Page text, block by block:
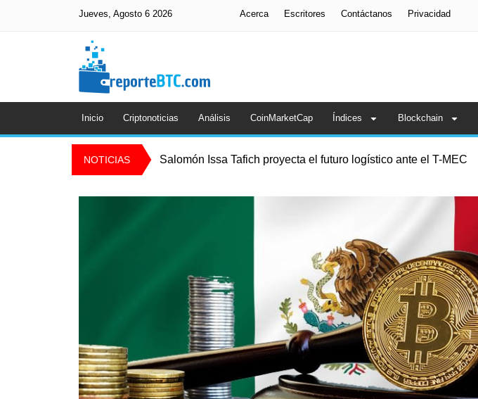
Jueves, Agosto 6 2026 Acerca Escritores Contáctanos Privacidad
Inicio Criptonoticias Análisis CoinMarketCap Índices Blockchain
NOTICIAS Salomón Issa Tafich proyecta el futuro logístico ante el T-MEC